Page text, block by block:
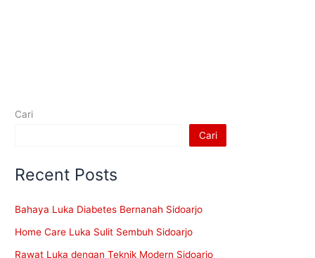
Cari
Cari
Recent Posts
Bahaya Luka Diabetes Bernanah Sidoarjo
Home Care Luka Sulit Sembuh Sidoarjo
Rawat Luka dengan Teknik Modern Sidoarjo